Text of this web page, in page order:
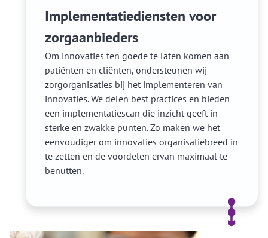
Implementatiediensten voor
zorgaanbieders
Om innovaties ten goede te laten komen aan
patiënten en cliënten, ondersteunen wij
zorgorganisaties bij het implementeren van
innovaties. We delen best practices en bieden
een implementatiescan die inzicht geeft in
sterke en zwakke punten. Zo maken we het
eenvoudiger om innovaties organisatiebreed in
te zetten en de voordelen ervan maximaal te
benutten.